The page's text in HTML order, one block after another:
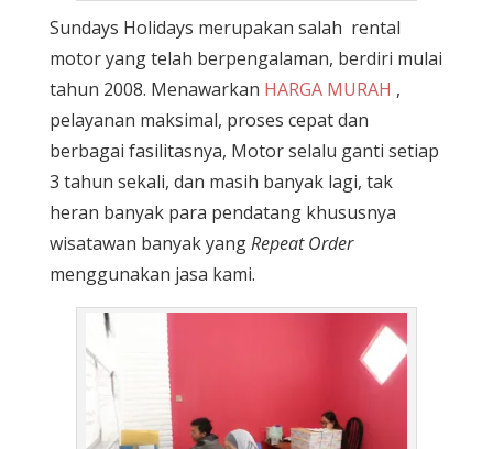
Sundays Holidays merupakan salah rental
motor yang telah berpengalaman, berdiri mulai
tahun 2008. Menawarkan HARGA MURAH ,
pelayanan maksimal, proses cepat dan
berbagai fasilitasnya, Motor selalu ganti setiap
3 tahun sekali, dan masih banyak lagi, tak
heran banyak para pendatang khususnya
wisatawan banyak yangRepeat Order
menggunakan jasa kami.